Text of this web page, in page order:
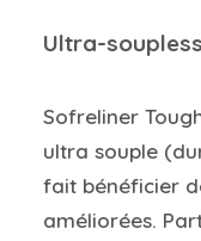
Ultra-
Sofreliner
ultra souple
fait bénéficier
améliorées.